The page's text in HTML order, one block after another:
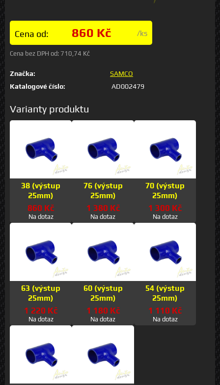
Cena od: 860 Kč /ks
Cena bez DPH od: 710,74 Kč
Značka:
SAMCO
Katalogové číslo:
AD002479
Varianty produktu
38 (výstup
25mm)
860 Kč
Na dotaz
76 (výstup
25mm)
1 380 Kč
Na dotaz
70 (výstup
25mm)
1 300 Kč
Na dotaz
63 (výstup
25mm)
1 220 Kč
Na dotaz
60 (výstup
25mm)
1 180 Kč
Na dotaz
54 (výstup
25mm)
1 110 Kč
Na dotaz